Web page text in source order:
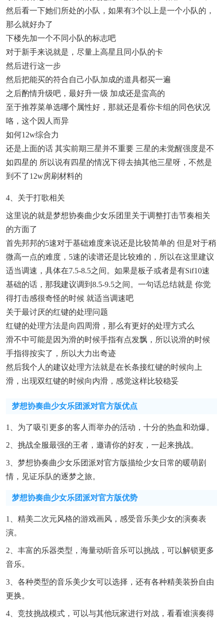
然后看一下她们所处的小队，如果有3个以上是一个小队的，
那么就好办了
下楼先加一个不同小队的标志吧
对于新手来说就是，尽量上高星且同小队的卡
然后进行这一步
然后把能买的符合自己小队加成的道具都买一遍
之后酌情升级吧，最好升一级 加成还是蛮高的
至于推荐菜单选哪个属性好，那就还是看你卡组的同色状况
咯，这个因人而异
如何12w综合力
还是上面的话 其实前期三星并不重要 三星的未觉醒强度是不
如四星的 所以说有四星的情况下得去抽其他三星呀，不然是
到不了12w房刷材料的
4、关于打歌相关
这里说的就是梦想协奏曲少女乐团里关于调整打击节奏相关
的方面了
首先邦邦的5速对于基础难度来说还是比较简单的 但是对于稍
微高一点的难度，5速的读谱还是比较难的，所以在这里建议
适当调速，具体在7.5-8.5之间。如果是板子或者是有sif10速
基础的话，那我建议调到8.5-9.5之间。一句话总结就是 你觉
得打击感很奇怪的时候 就适当调速吧
关于最讨厌的红键的处理问题
红键的处理方法是向四周滑，那么有更好的处理方式么
滑不中可能是因为滑的时候手指有点发飘，所以说滑的时候
手指得按实了，所以大力出奇迹
然后我个人的建议处理方法就是在长条接红键的时候向上
滑，出现双红键的时候向内滑，感觉这样比较稳妥
梦想协奏曲少女乐团派对官方版优点
1、为了吸引更多的客人而举办的活动，十分的热血和劲爆。
2、挑战全服最强的王者，邀请你的好友，一起来挑战。
3、梦想协奏曲少女乐团派对官方版描绘少女日常的暖萌剧
情，见证乐队的逐梦之旅。
梦想协奏曲少女乐团派对官方版优势
1、精美二次元风格的游戏画风，感受音乐美少女的演奏表
演。
2、丰富的乐器类型，海量动听音乐可以挑战，可以解锁更多
音乐。
3、各种类型的音乐美少女可以选择，还有各种精美装扮自由
更换。
4、竞技挑战模式，可以与其他玩家进行对战，看看谁演奏得